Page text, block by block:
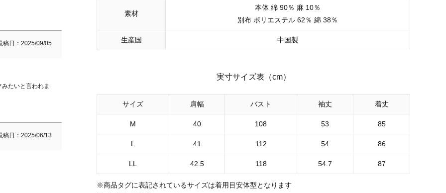
稿日 2025/09/05
たいと言われま
稿日 2025/06/13
素材
本体 綿 90％ 麻 10％
別布 ポリエステル 62％ 綿 38％
生産国 中国製
実寸サイズ表（cm）
サイズ 肩幅 バスト 袖丈 着丈
M 40 108 53 85
L 41 112 54 86
LL 42.5 118 54.7 87
※商品タグに表記されているサイズは着用目安体型となります